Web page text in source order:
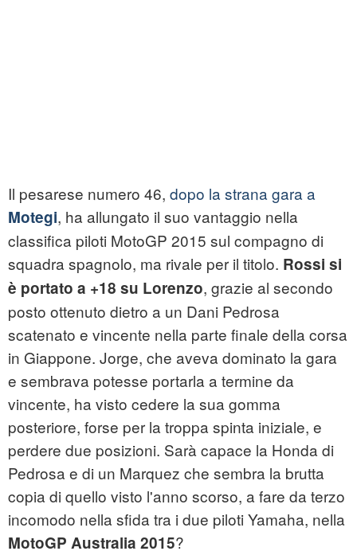
Il pesarese numero 46, dopo la strana gara a
Motegi, ha allungato il suo vantaggio nella
classifica piloti MotoGP 2015 sul compagno di
squadra spagnolo, ma rivale per il titolo. Rossi si
è portato a +18 su Lorenzo, grazie al secondo
posto ottenuto dietro a un Dani Pedrosa
scatenato e vincente nella parte finale della corsa
in Giappone. Jorge, che aveva dominato la gara
e sembrava potesse portarla a termine da
vincente, ha visto cedere la sua gomma
posteriore, forse per la troppa spinta iniziale, e
perdere due posizioni. Sarà capace la Honda di
Pedrosa e di un Marquez che sembra la brutta
copia di quello visto l'anno scorso, a fare da terzo
incomodo nella sfida tra i due piloti Yamaha, nella
MotoGP Australia 2015?